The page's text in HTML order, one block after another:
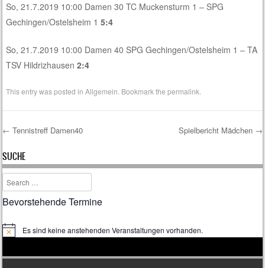
So, 21.7.2019 10:00 Damen 30 TC Muckensturm 1 – SPG
Gechingen/Ostelsheim 15:4
So, 21.7.2019 10:00 Damen 40 SPG Gechingen/Ostelsheim 1 – TA
TSV Hildrizhausen2:4
This entry was posted inAllgemein . Bookmark thepermalink
Post navigation
← Tennistreff Damen40 Spielbericht Mädchen →
SUCHE
Search
Bevorstehende Termine
H
Es sind keine anstehenden Veranstaltungen vorhanden.